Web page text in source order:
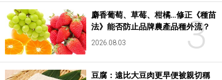
3
麝香葡萄、草莓、柑橘…修正《種苗
法》能否防止品牌農產品種外流？
2026.08.03
豆腐：遠比大豆肉更早便被親切稱